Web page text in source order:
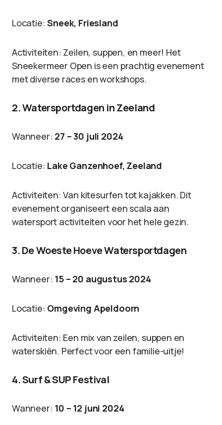
Locatie:Sneek, Friesland
Activiteiten: Zeilen, suppen, en meer! Het
Sneekermeer Open is een prachtig evenement
met diverse races en workshops.
2. Watersportdagen in Zeeland
Wanneer: 27 – 30 juli 2024
Locatie: Lake Ganzenhoef, Zeeland
Activiteiten: Van kitesurfen tot kajakken. Dit
evenement organiseert een scala aan
watersport activiteiten voor het hele gezin.
3. De Woeste Hoeve Watersportdagen
Wanneer: 15 – 20 augustus 2024
Locatie: Omgeving Apeldoorn
Activiteiten: Een mix van zeilen, suppen en
waterskiën. Perfect voor een familie-uitje!
4. Surf & SUP Festival
Wanneer: 10 – 12 juni 2024